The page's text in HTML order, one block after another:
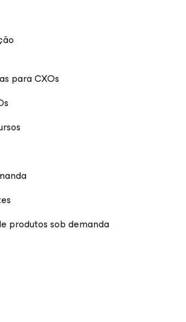
para CXOs
produtos sob demanda